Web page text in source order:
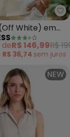
Manga New
White) em
R$ 146,99R$
R$ 36,74 sem juros
NEW